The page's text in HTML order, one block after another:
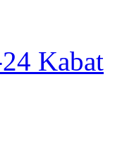
Kabat